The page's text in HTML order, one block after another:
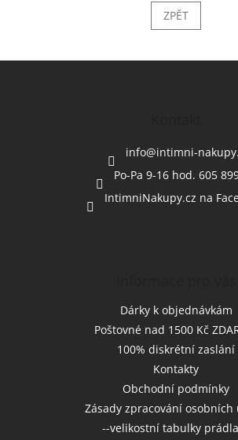
ZPĚT
info@intimni-
Po-Pa 9-16 hod. 605
IntimniNakupy.cz na
Dárky k objednávkám
Poštovné nad 1500 Kč
100% diskrétní zaslání
Kontakty
Obchodní podmínky
Zásady zpracování osobních
--velikostní tabulky